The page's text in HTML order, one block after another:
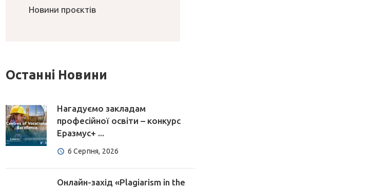
Новини проєктів
Останні Новини
Нагадуємо закладам
професійної освіти – конкурс
Еразмус+ ...
6 Серпня, 2026
Онлайн-захід «Plagiarism in the